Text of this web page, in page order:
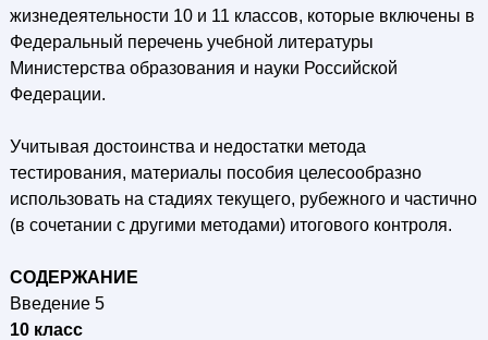
жизнедеятельности 10 и 11 классов, которые включены в
Федеральный перечень учебной литературы
Министерства образования и науки Российской
Федерации.
Учитывая достоинства и недостатки метода
тестирования, материалы пособия целесообразно
использовать на стадиях текущего, рубежного и частично
(в сочетании с другими методами) итогового контроля.
СОДЕРЖАНИЕ
Введение 5
10 класс